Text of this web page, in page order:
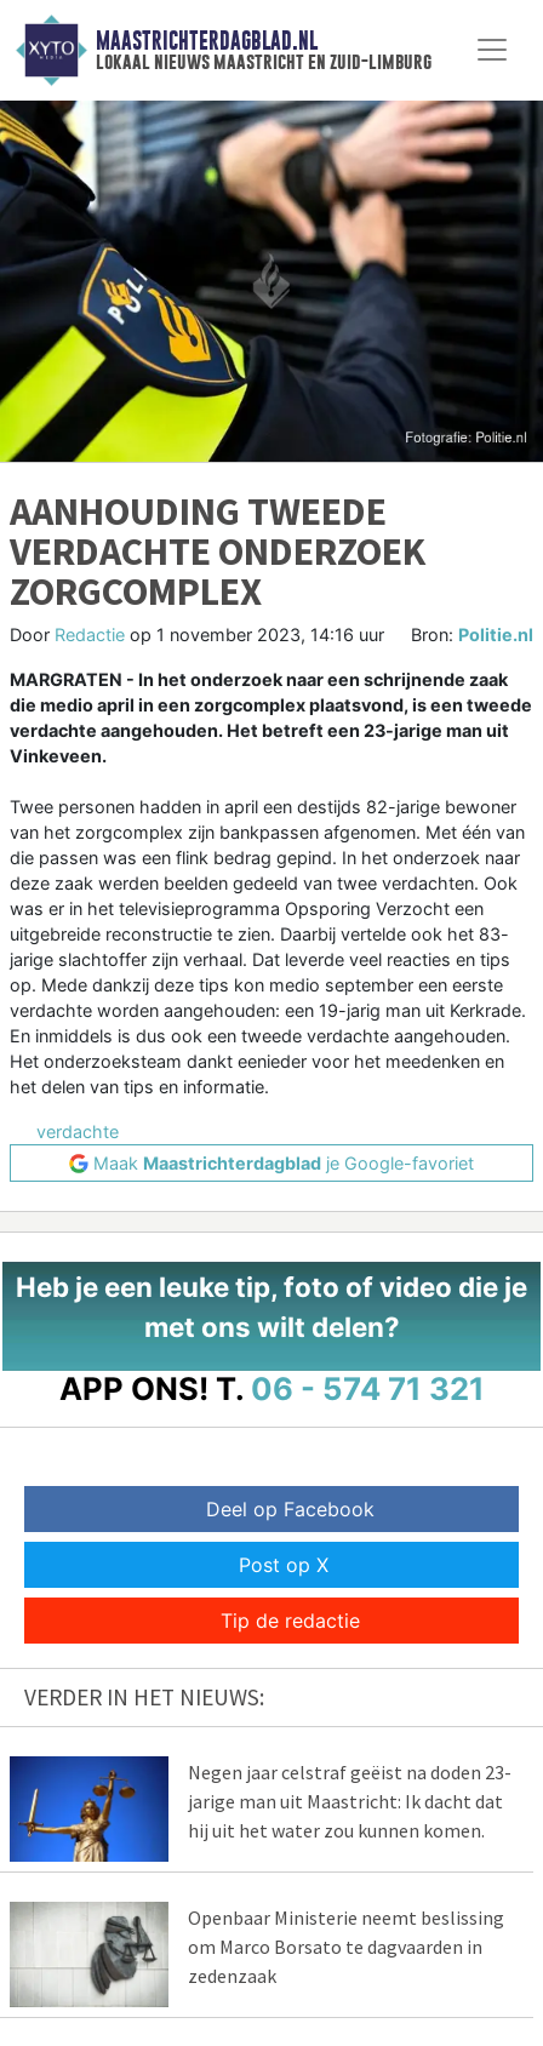
MAASTRICHTERDAGBLAD.NL
lokaal nieuws maastricht en zuid-limburg
AANHOUDING TWEEDE
VERDACHTE ONDERZOEK
ZORGCOMPLEX
Door Redactie op 1 november 2023, 14:16 uur Bron: Politie.nl
MARGRATEN - In het onderzoek naar een schrijnende zaak
die medio april in een zorgcomplex plaatsvond, is een tweede
verdachte aangehouden. Het betreft een 23-jarige man uit
Vinkeveen.
Twee personen hadden in april een destijds 82-jarige bewoner
van het zorgcomplex zijn bankpassen afgenomen. Met één van
die passen was een flink bedrag gepind. In het onderzoek naar
deze zaak werden beelden gedeeld van twee verdachten. Ook
was er in het televisieprogramma Opsporing Verzocht een
uitgebreide reconstructie te zien. Daarbij vertelde ook het 83-
jarige slachtoffer zijn verhaal. Dat leverde veel reacties en tips
op. Mede dankzij deze tips kon medio september een eerste
verdachte worden aangehouden: een 19-jarig man uit Kerkrade.
En inmiddels is dus ook een tweede verdachte aangehouden.
Het onderzoeksteam dankt eenieder voor het meedenken en
het delen van tips en informatie.
verdachte
Maak Maastrichterdagblad je Google-favoriet
Heb je een leuke tip, foto of video die je
met ons wilt delen?
APP ONS! T. 06 - 574 71 321
Deel op Facebook
Post op X
Tip de redactie
VERDER IN HET NIEUWS:
Negen jaar celstraf geëist na doden 23-
jarige man uit Maastricht: Ik dacht dat
hij uit het water zou kunnen komen.
Openbaar Ministerie neemt beslissing
om Marco Borsato te dagvaarden in
zedenzaak